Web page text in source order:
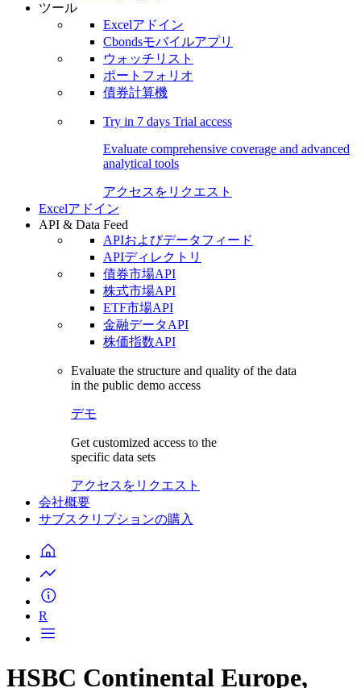
ツール
Excelアドイン
Cbondsモバイルアプリ
ウォッチリスト
ポートフォリオ
債券計算機
Try in 7 days Trial access
Evaluate comprehensive coverage and advanced
analytical tools
アクセスをリクエスト
Excelアドイン
API & Data Feed
APIおよびデータフィード
APIディレクトリ
債券市場API
株式市場API
ETF市場API
金融データAPI
株価指数API
Evaluate the structure and quality of the data
in the public demo access
デモ
Get customized access to the
specific data sets
アクセスをリクエスト
会社概要
サブスクリプションの購入
R
HSBC Continental Europe,